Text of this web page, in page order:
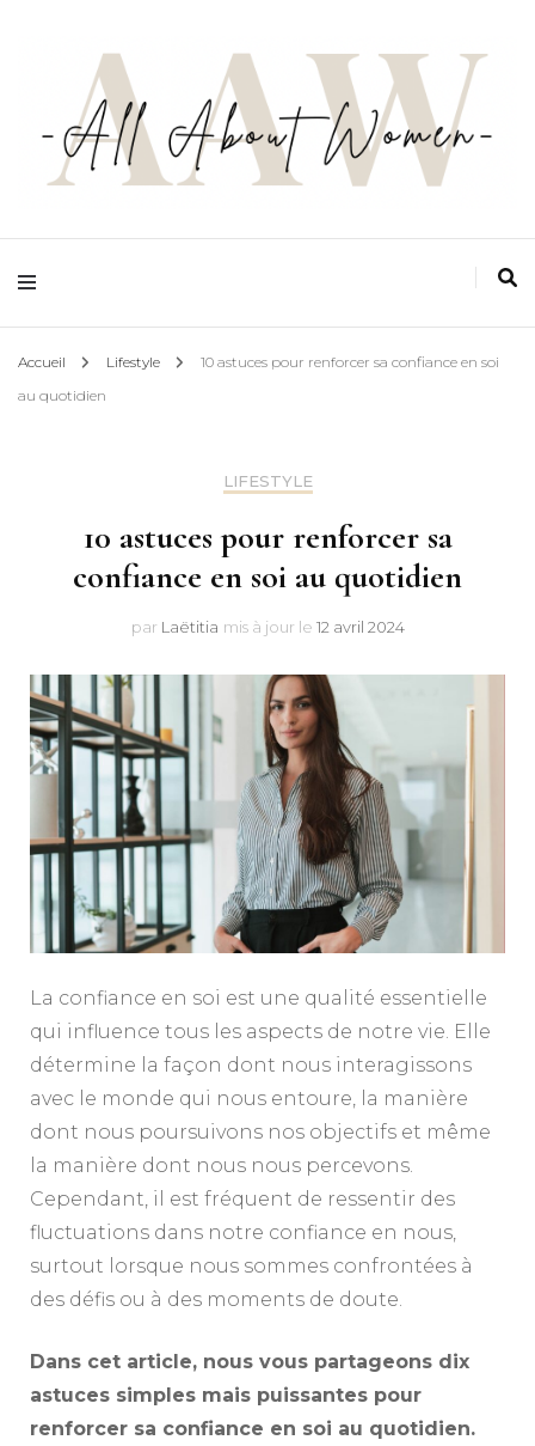
All about women
Accueil Lifestyle
10 astuces pour renforcer sa confiance en soi
au quotidien
LIFESTYLE
10 astuces pour renforcer sa
confiance en soi au quotidien
par Laëtitia mis à jour le 12 avril 2024
La confiance en soi est une qualité essentielle
qui influence tous les aspects de notre vie. Elle
détermine la façon dont nous interagissons
avec le monde qui nous entoure, la manière
dont nous poursuivons nos objectifs et même
la manière dont nous nous percevons.
Cependant, il est fréquent de ressentir des
fluctuations dans notre confiance en nous,
surtout lorsque nous sommes confrontées à
des défis ou à des moments de doute.
Dans cet article, nous vous partageons dix
astuces simples mais puissantes pour
renforcer sa confiance en soi au quotidien.